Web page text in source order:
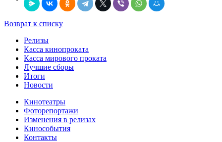
Возврат к списку
Релизы
Касса кинопроката
Касса мирового проката
Лучшие сборы
Итоги
Новости
Кинотеатры
Фоторепортажи
Изменения в релизах
Кинособытия
Контакты